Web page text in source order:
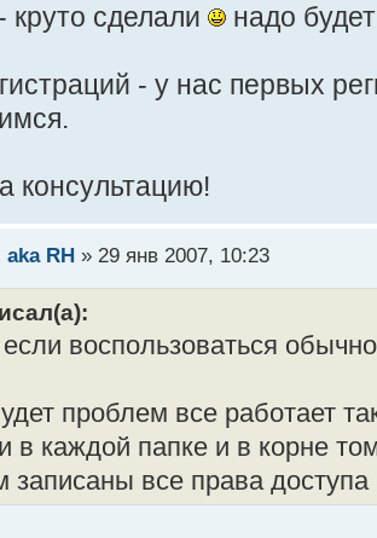
круто сделали надо
- у нас первых
консультацию!
RH » 29 янв 2007, 10:23
если воспользоваться
проблем все работает
в каждой папке и в корне
записаны все права доступа